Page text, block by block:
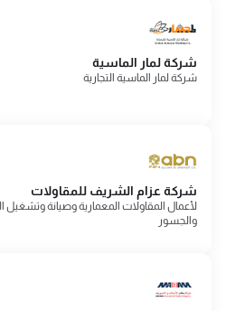
شركة لمار الماسية
شركة لمار الماسية التجارية
شركة عزام الشريف للمقاولات
لأعمال المقاولات المعمارية وصيانة وتشغيل
والجسور